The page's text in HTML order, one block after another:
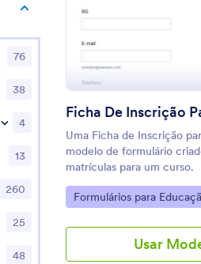
Ficha De Inscrição
Uma Ficha de Inscrição
modelo de formulário
matrículas para um curso.
Go to Category:
Formulários para
Usar
76
38
4
13
260
25
48